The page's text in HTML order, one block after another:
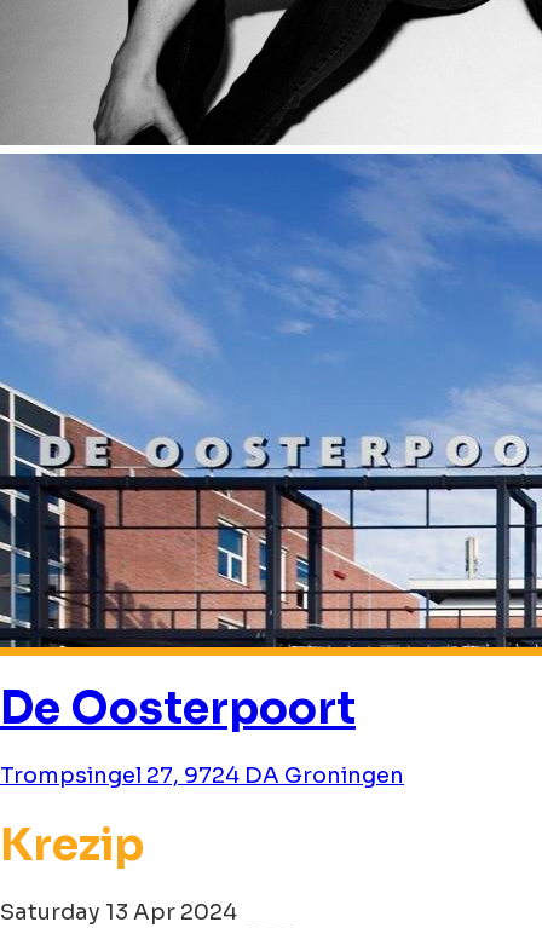
De Oosterpoort
Trompsingel 27, 9724 DA Groningen
Krezip
Saturday 13 Apr 2024